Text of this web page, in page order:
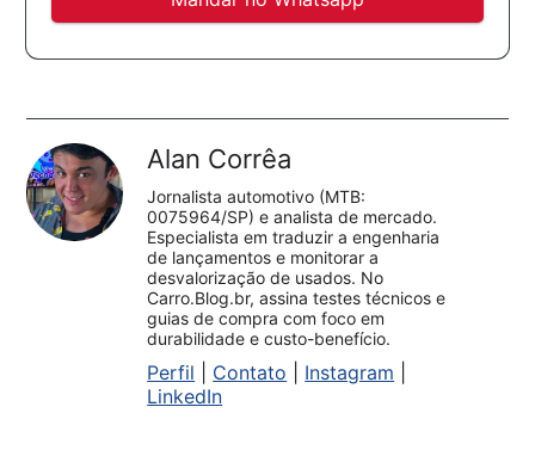
Alan Corrêa
Jornalista automotivo (MTB:
0075964/SP) e analista de mercado.
Especialista em traduzir a engenharia
de lançamentos e monitorar a
desvalorização de usados. No
Carro.Blog.br, assina testes técnicos e
guias de compra com foco em
durabilidade e custo-benefício.
Perfil Contato Instagram
LinkedIn